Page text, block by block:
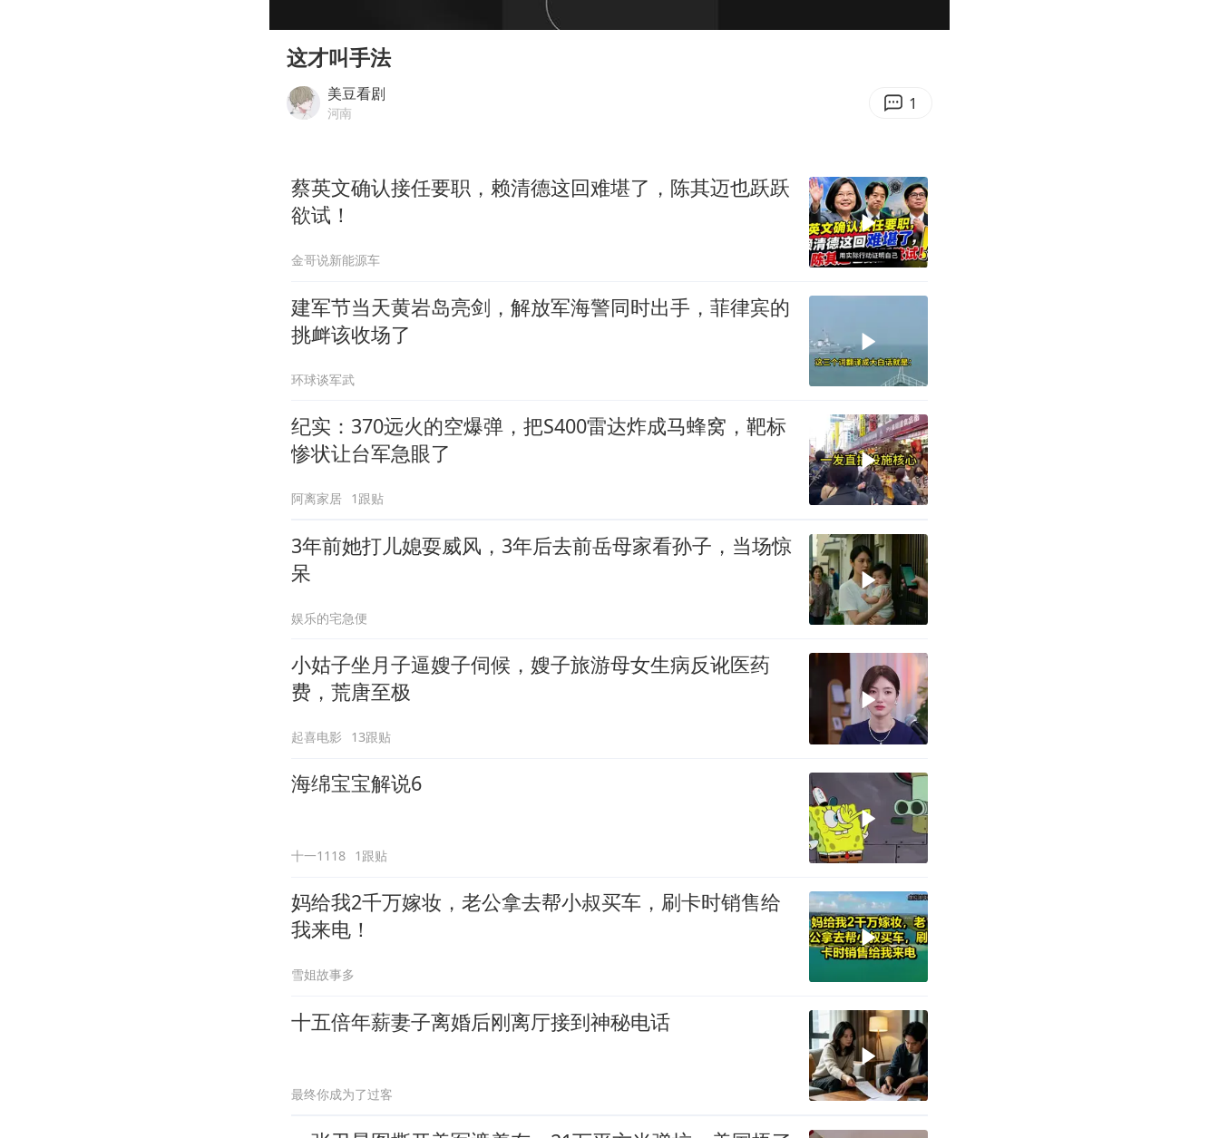
宇树科技王兴兴身家有望超200亿元
法国下周开始禁止未经同意的电话营销
这才叫手法
美豆看剧
河南 1
蔡英文确认接任要职，赖清德这回难堪了，陈其迈也跃跃
欲试！
金哥说新能源车
建军节当天黄岩岛亮剑，解放军海警同时出手，菲律宾的
挑衅该收场了
环球谈军武
纪实：370远火的空爆弹，把S400雷达炸成马蜂窝，靶标
惨状让台军急眼了
阿离家居 1跟贴
3年前她打儿媳耍威风，3年后去前岳母家看孙子，当场惊
呆
娱乐的宅急便
小姑子坐月子逼嫂子伺候，嫂子旅游母女生病反讹医药
费，荒唐至极
起喜电影 13跟贴
海绵宝宝解说6
十一1118 1跟贴
妈给我2千万嫁妆，老公拿去帮小叔买车，刷卡时销售给
我来电！
雪姐故事多
十五倍年薪妻子离婚后刚离厅接到神秘电话
最终你成为了过客